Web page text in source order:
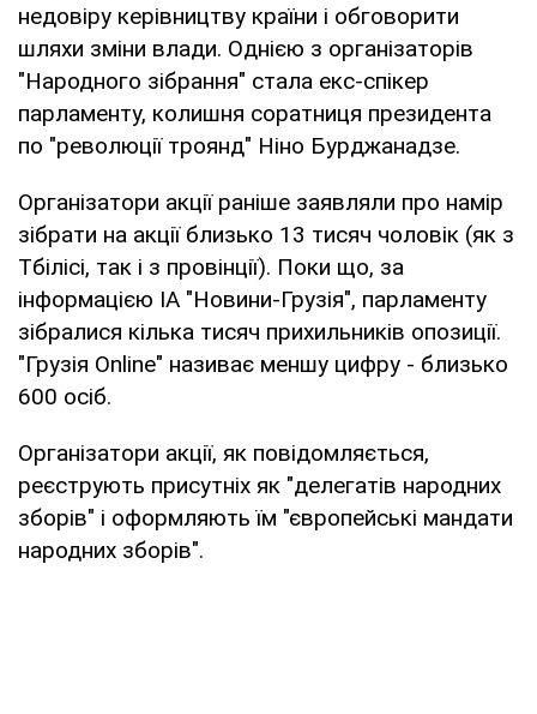
недовіру керівництву країни і обговорити
шляхи зміни влади. Однією з організаторів
"Народного зібрання" стала екс-спікер
парламенту, колишня соратниця президента
по "революції троянд" Ніно Бурджанадзе.
Організатори акції раніше заявляли про намір
зібрати на акції близько 13 тисяч чоловік (як з
Тбілісі, так і з провінції). Поки що, за
інформацією ІА "Новини-Грузія", парламенту
зібралися кілька тисяч прихильників опозиції.
"Грузія Online" називає меншу цифру - близько
600 осіб.
Організатори акції, як повідомляється,
реєструють присутніх як "делегатів народних
зборів" і оформляють їм "європейські мандати
народних зборів".